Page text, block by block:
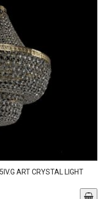
ART CRYSTAL LIGHT